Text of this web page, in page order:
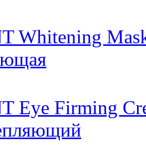
Whitening
Eye Firming